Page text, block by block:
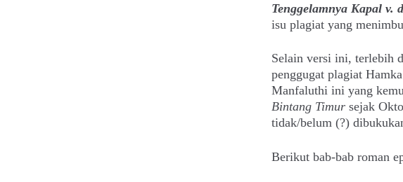
Tenggelamnya Kapal v.
isu plagiat yang
Selain versi ini, terlebih
penggugat plagiat
Manfaluthi ini yang
Bintang Timursejak
tidak/belum (?)
Berikut bab-bab roman